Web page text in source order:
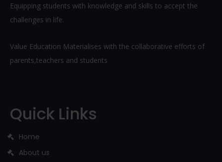
Equipping students with knowledge and skills to accept the
challenges in life.
Value Education Materialises with the collaborative efforts of
parents,teachers and students
Quick Links
Home
About us